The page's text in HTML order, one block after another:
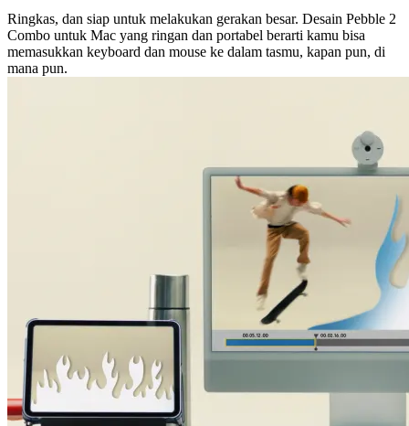
Ringkas, dan siap untuk melakukan gerakan besar. Desain Pebble 2
Combo untuk Mac yang ringan dan portabel berarti kamu bisa
memasukkan keyboard dan mouse ke dalam tasmu, kapan pun, di
mana pun.